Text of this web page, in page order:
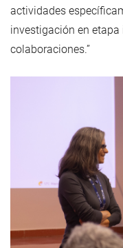
actividades
investigación en
colaboraciones.”